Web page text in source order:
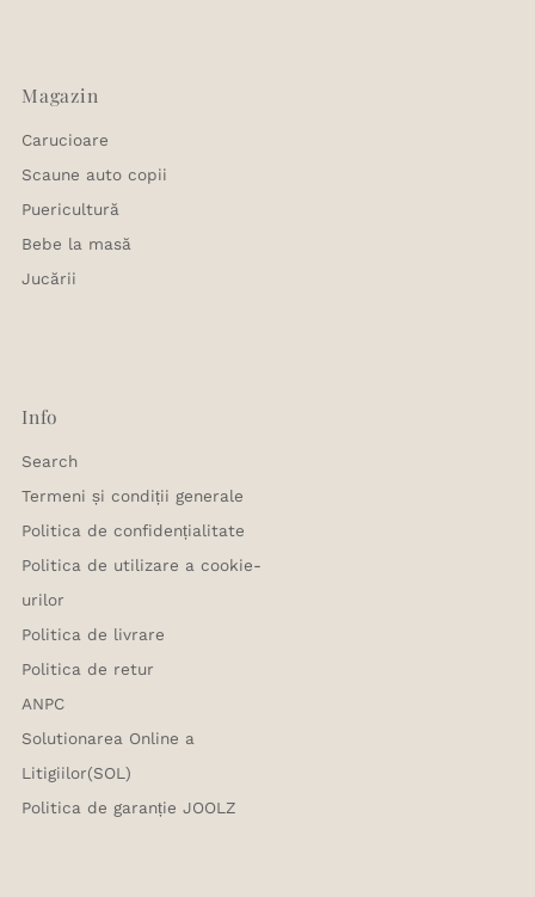
Magazin
Carucioare
Scaune auto copii
Puericultură
Bebe la masă
Jucării
Info
Search
Termeni și condiții generale
Politica de confidențialitate
Politica de utilizare a cookie-
urilor
Politica de livrare
Politica de retur
ANPC
Solutionarea Online a
Litigiilor(SOL)
Politica de garanție JOOLZ